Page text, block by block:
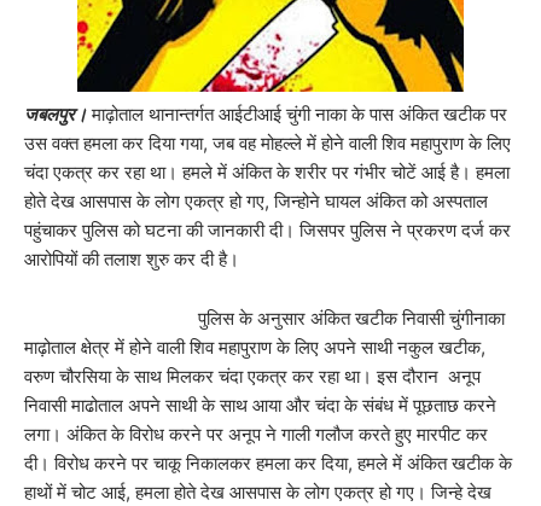
जबलपुर।माढ़ोताल थानान्तर्गत आईटीआई चुंगी नाका के पास अंकित खटीक पर
उस वक्त हमला कर दिया गया, जब वह मोहल्ले में होने वाली शिव महापुराण के लिए
चंदा एकत्र कर रहा था। हमले में अंकित के शरीर पर गंभीर चोटें आई है। हमला
होते देख आसपास के लोग एकत्र हो गए, जिन्होने घायल अंकित को अस्पताल
पहुंचाकर पुलिस को घटना की जानकारी दी। जिसपर पुलिस ने प्रकरण दर्ज कर
आरोपियों की तलाश शुरु कर दी है।
पुलिस के अनुसार अंकित खटीक निवासी चुंगीनाका
माढ़ोताल क्षेत्र में होने वाली शिव महापुराण के लिए अपने साथी नकुल खटीक,
वरुण चौरसिया के साथ मिलकर चंदा एकत्र कर रहा था। इस दौरान अनूप
निवासी माढोताल अपने साथी के साथ आया और चंदा के संबंध में पूछताछ करने
लगा। अंकित के विरोध करने पर अनूप ने गाली गलौज करते हुए मारपीट कर
दी। विरोध करने पर चाकू निकालकर हमला कर दिया, हमले में अंकित खटीक के
हाथों में चोट आई, हमला होते देख आसपास के लोग एकत्र हो गए। जिन्हे देख